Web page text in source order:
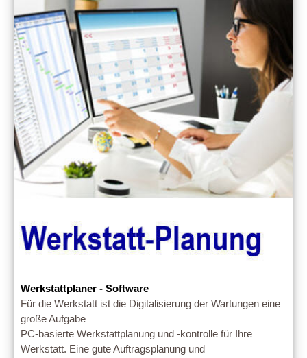
Werkstattplaner - Software
Für die Werkstatt ist die Digitalisierung der Wartungen eine
große Aufgabe
PC-basierte Werkstattplanung und -kontrolle für Ihre
Werkstatt. Eine gute Auftragsplanung und